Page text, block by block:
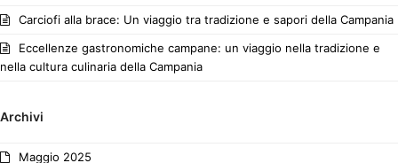
Carciofi alla brace: Un viaggio tra tradizione e sapori della Campania
Eccellenze gastronomiche campane: un viaggio nella tradizione e
nella cultura culinaria della Campania
Archivi
Maggio 2025